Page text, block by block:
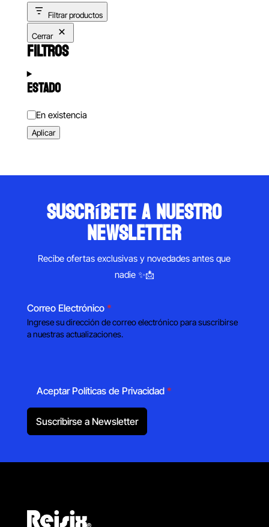
$237.00. $154.00.
Filtrar productos
Cerrar
FILTROS
ESTADO
Estado
En existencia
Aplicar
suscríbete a nuestro
newsletter
Recibe ofertas exclusivas y novedades antes que
nadie ✨📩
Correo Electrónico *
Ingrese su dirección de correo electrónico para suscribirse
a nuestras actualizaciones.
Aceptar Políticas de Privacidad *
Suscribirse a Newsletter